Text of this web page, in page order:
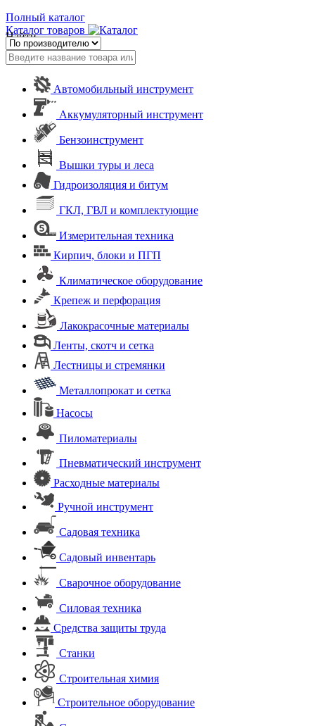
Полный каталог
Каталог товаров
Найти
Автомобильный инструмент
Аккумуляторный инструмент
Бензоинструмент
Вышки туры и леса
Гидроизоляция и битум
ГКЛ, ГВЛ и комплектующие
Измерительная техника
Кирпич, блоки и ПГП
Климатическое оборудование
Крепеж и перфорация
Лакокрасочные материалы
Ленты, скотч и сетка
Лестницы и стремянки
Металлопрокат и сетка
Насосы
Пиломатериалы
Пневматический инструмент
Расходные материалы
Ручной инструмент
Садовая техника
Садовый инвентарь
Сварочное оборудование
Силовая техника
Средства защиты труда
Станки
Строительная химия
Строительное оборудование